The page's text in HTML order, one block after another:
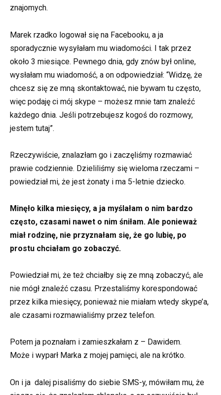
znajomych.
Marek rzadko logował się na Facebooku, a ja
sporadycznie wysyłałam mu wiadomości. I tak przez
około 3 miesiące. Pewnego dnia, gdy znów był online,
wysłałam mu wiadomość, a on odpowiedział: “Widzę, że
chcesz się ze mną skontaktować, nie bywam tu często,
więc podaję ci mój skype – możesz mnie tam znaleźć
każdego dnia. Jeśli potrzebujesz kogoś do rozmowy,
jestem tutaj”.
Rzeczywiście, znalazłam go i zaczęliśmy rozmawiać
prawie codziennie. Dzieliliśmy się wieloma rzeczami –
powiedział mi, że jest żonaty i ma 5-letnie dziecko.
Minęło kilka miesięcy, a ja myślałam o nim bardzo
często, czasami nawet o nim śniłam. Ale ponieważ
miał rodzinę, nie przyznałam się, że go lubię, po
prostu chciałam go zobaczyć.
Powiedział mi, że też chciałby się ze mną zobaczyć, ale
nie mógł znaleźć czasu. Przestaliśmy korespondować
przez kilka miesięcy, ponieważ nie miałam wtedy skype’a,
ale czasami rozmawialiśmy przez telefon.
Potem ja poznałam i zamieszkałam z – Dawidem.
Może i wyparł Marka z mojej pamięci, ale na krótko.
On i ja dalej pisaliśmy do siebie SMS-y, mówiłam mu, że